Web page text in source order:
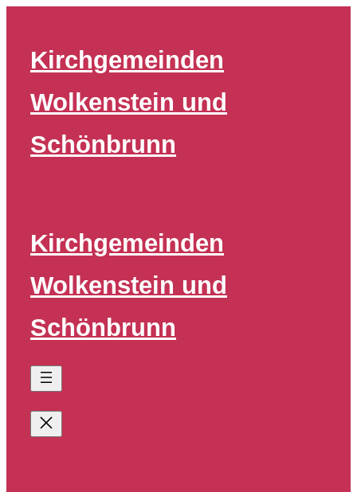
springen
Kirchgemeinden
Wolkenstein und
Schönbrunn
Kirchgemeinden
Wolkenstein und
Schönbrunn